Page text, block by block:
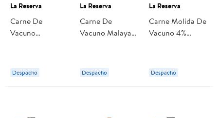
La Reserva
Carne De
Vacuno
Reserva
Despacho
La Reserva
Carne De
Vacuno Malaya
Despacho
La Reserva
Carne Molida De
Vacuno 4%
g La Reserva
Despacho